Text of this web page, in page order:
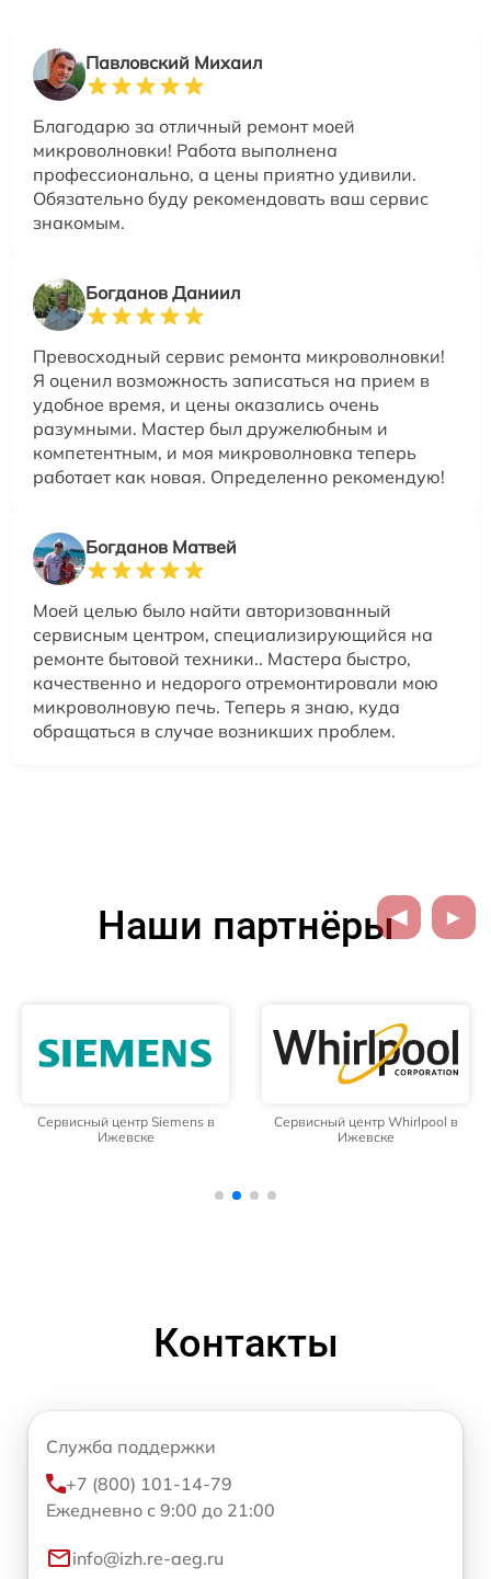
Павловский Михаил
Благодарю за отличный ремонт моей
микроволновки! Работа выполнена
профессионально, а цены приятно удивили.
Обязательно буду рекомендовать ваш сервис
знакомым.
Богданов Даниил
Превосходный сервис ремонта микроволновки!
Я оценил возможность записаться на прием в
удобное время, и цены оказались очень
разумными. Мастер был дружелюбным и
компетентным, и моя микроволновка теперь
работает как новая. Определенно рекомендую!
Богданов Матвей
Моей целью было найти авторизованный
сервисным центром, специализирующийся на
ремонте бытовой техники.. Мастера быстро,
качественно и недорого отремонтировали мою
микроволновую печь. Теперь я знаю, куда
обращаться в случае возникших проблем.
Наши партнёры
Сервисный центр Siemens в
Ижевске
Сервисный центр Whirlpool в
Ижевске
Контакты
Служба поддержки
+7 (800) 101-14-79
Ежедневно с 9:00 до 21:00
info@izh.re-aeg.ru